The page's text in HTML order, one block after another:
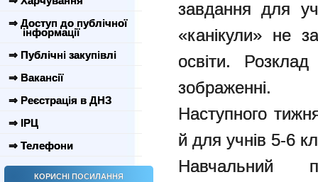
⇒ Доступ до публічної
інформації
⇒ Публічні закупівлі
⇒ Вакансії
⇒ Реєстрація в ДНЗ
⇒ ІРЦ
⇒ Телефони
КОРИСНІ ПОСИЛАННЯ
завдання для
«канікули» не
освіти.
зображенні.
Наступного
й для учнів 5-6
Навчальний